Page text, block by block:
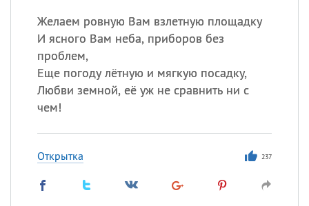
Желаем ровную Вам взлетную площадку
И ясного Вам неба, приборов без
проблем,
Еще погоду лётную и мягкую посадку,
Любви земной, её уж не сравнить ни с
чем!
Открытка 237